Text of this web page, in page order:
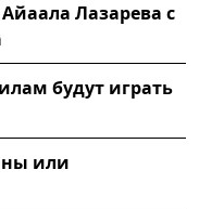
Лазарева с
будут играть
или